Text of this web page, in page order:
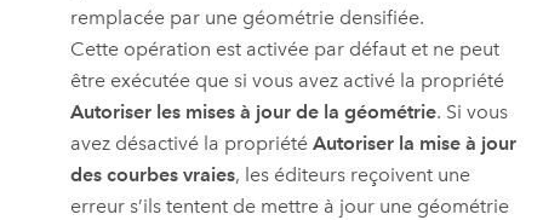
remplacée par une géométrie densifiée.
Cette opération est activée par défaut et ne peut
être exécutée que si vous avez activé la propriété
Autoriser les mises à jour de la géométrie. Si vous
avez désactivé la propriétéAutoriser la mise à jour
des courbes vraies, les éditeurs reçoivent une
erreur s’ils tentent de mettre à jour une géométrie